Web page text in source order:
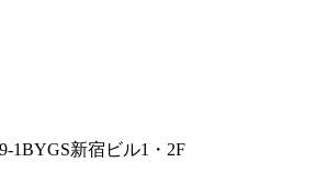
1BYGS新宿ビル1・2F